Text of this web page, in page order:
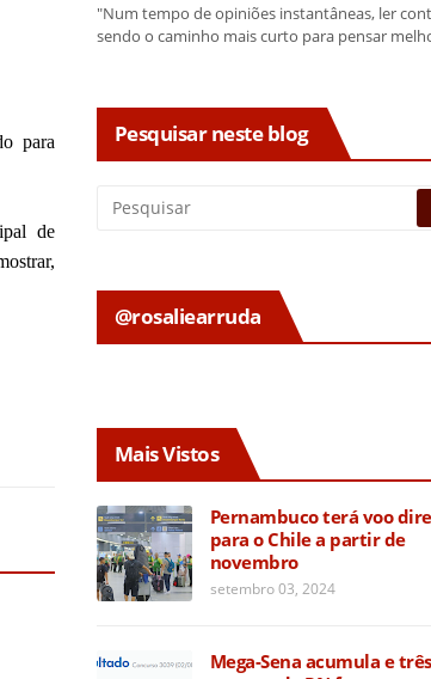
para
de
"Num tempo de opiniões instantâneas, ler
sendo o caminho mais curto para pensar
Pesquisar neste blog
@rosaliearruda
Mais Vistos
Pernambuco terá voo
para o Chile a partir de
novembro
setembro 03, 2024
Mega-Sena acumula e três